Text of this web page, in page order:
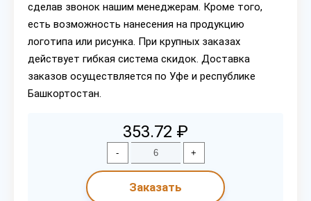
сделав звонок нашим менеджерам. Кроме того,
есть возможность нанесения на продукцию
логотипа или рисунка. При крупных заказах
действует гибкая система скидок. Доставка
заказов осуществляется по Уфе и республике
Башкортостан.
353.72 ₽
- +
Заказать